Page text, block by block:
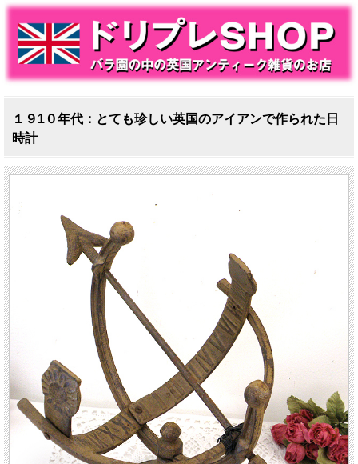
１９1０年代：とても珍しい英国のアイアンで作られた日
時計